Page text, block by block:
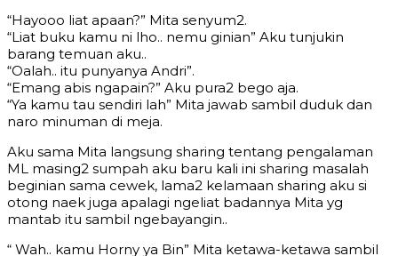
“Hayooo liat apaan?” Mita senyum2.
“Liat buku kamu ni lho.. nemu ginian” Aku tunjukin
barang temuan aku..
“Oalah.. itu punyanya Andri”.
“Emang abis ngapain?” Aku pura2 bego aja.
“Ya kamu tau sendiri lah” Mita jawab sambil duduk dan
naro minuman di meja.
Aku sama Mita langsung sharing tentang pengalaman
ML masing2 sumpah aku baru kali ini sharing masalah
beginian sama cewek, lama2 kelamaan sharing aku si
otong naek juga apalagi ngeliat badannya Mita yg
mantab itu sambil ngebayangin..
“ Wah.. kamu Horny ya Bin” Mita ketawa-ketawa sambil